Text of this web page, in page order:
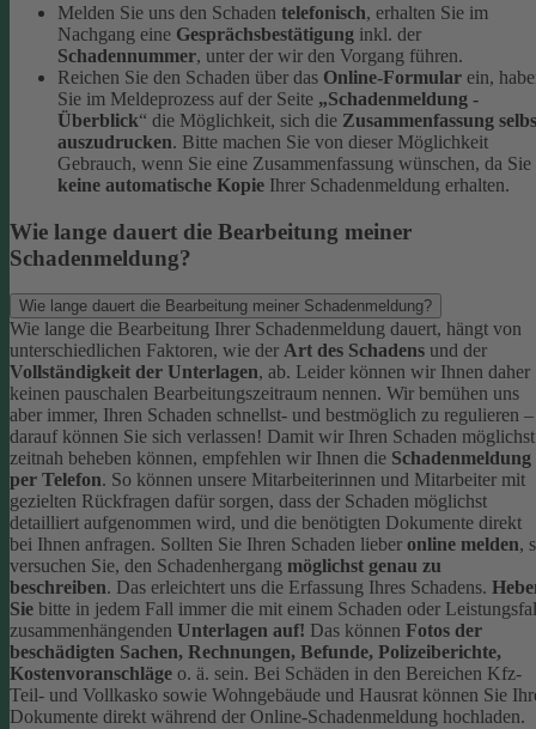
Melden Sie uns den Schaden telefonisch, erhalten Sie im
Nachgang eine Gesprächsbestätigung inkl. der
Schadennummer, unter der wir den Vorgang führen.
Reichen Sie den Schaden über das Online-Formular ein,
Sie im Meldeprozess auf der Seite „Schadenmeldung -
Überblick“ die Möglichkeit, sich die Zusammenfassung
auszudrucken. Bitte machen Sie von dieser Möglichkeit
Gebrauch, wenn Sie eine Zusammenfassung wünschen, da Sie
keine automatische Kopie Ihrer Schadenmeldung erhalten.
Wie lange dauert die Bearbeitung meiner
Schadenmeldung?
Wie lange dauert die Bearbeitung meiner Schadenmeldung?
Wie lange die Bearbeitung Ihrer Schadenmeldung dauert, hängt von
unterschiedlichen Faktoren, wie der Art des Schadens und der
Vollständigkeit der Unterlagen, ab. Leider können wir Ihnen daher
keinen pauschalen Bearbeitungszeitraum nennen. Wir bemühen uns
aber immer, Ihren Schaden schnellst- und bestmöglich zu regulieren –
darauf können Sie sich verlassen! Damit wir Ihren Schaden möglichst
zeitnah beheben können, empfehlen wir Ihnen die Schadenmeldung
per Telefon. So können unsere Mitarbeiterinnen und Mitarbeiter mit
gezielten Rückfragen dafür sorgen, dass der Schaden möglichst
detailliert aufgenommen wird, und die benötigten Dokumente direkt
bei Ihnen anfragen. Sollten Sie Ihren Schaden lieber online melden,
versuchen Sie, den Schadenhergang möglichst genau zu
beschreiben. Das erleichtert uns die Erfassung Ihres Schadens.
Sie bitte in jedem Fall immer die mit einem Schaden oder
zusammenhängenden Unterlagen auf! Das können Fotos der
beschädigten Sachen, Rechnungen, Befunde, Polizeiberichte,
Kostenvoranschläge o. ä. sein. Bei Schäden in den Bereichen Kfz-
Teil- und Vollkasko sowie Wohngebäude und Hausrat können Sie
Dokumente direkt während der Online-Schadenmeldung hochladen.